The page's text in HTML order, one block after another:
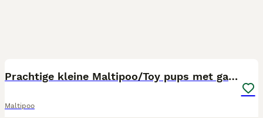
Prachtige kleine Maltipoo/Toy pups met garantie!🐶
Maltipoo